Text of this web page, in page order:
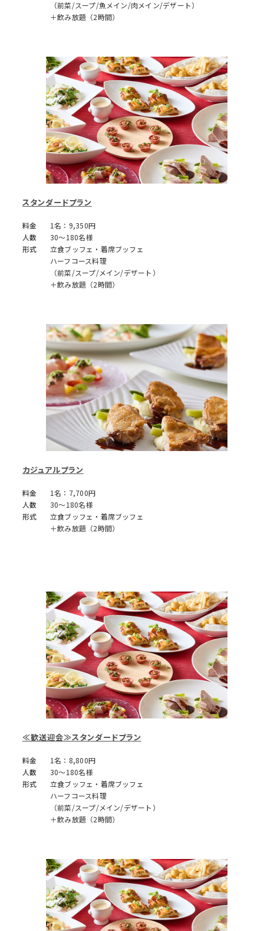
（前菜/スープ/魚メイン/肉メイン/デザート）
＋飲み放題（2時間）
スタンダードプラン
料金
1名：9,350円
人数
30～180名様
形式
立食ブッフェ・着席ブッフェ
ハーフコース料理
（前菜/スープ/メイン/デザート）
＋飲み放題（2時間）
カジュアルプラン
料金
1名：7,700円
人数
30～180名様
形式
立食ブッフェ・着席ブッフェ
＋飲み放題（2時間）
≪歓送迎会≫スタンダードプラン
料金
1名：8,800円
人数
30～180名様
形式
立食ブッフェ・着席ブッフェ
ハーフコース料理
（前菜/スープ/メイン/デザート）
＋飲み放題（2時間）